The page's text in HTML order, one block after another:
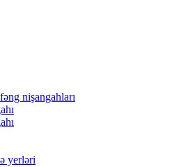
nişangahları
yerləri